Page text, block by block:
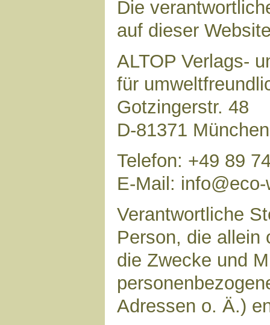
Die
auf dieser
ALTOP Verlags-
für
Gotzingerstr. 48
D-81371 München
Telefon: +49 89
E-Mail:
Verantwortliche
Person, die allein
die Zwecke und
Adressen o. Ä.)